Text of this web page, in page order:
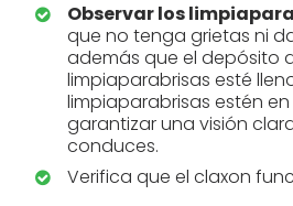
Observar los
que no tenga grietas ni
además que el depósito
limpiaparabrisas esté
limpiaparabrisas estén
garantizar una visión
conduces.
Verifica que el claxon